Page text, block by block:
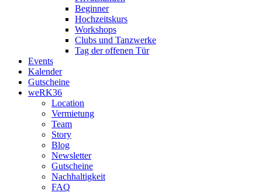
Beginner
Hochzeitskurs
Workshops
Clubs und Tanzwerke
Tag der offenen Tür
Events
Kalender
Gutscheine
weRK36
Location
Vermietung
Team
Story
Blog
Newsletter
Gutscheine
Nachhaltigkeit
FAQ